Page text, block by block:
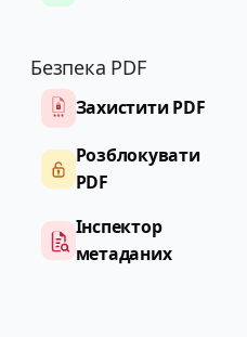
Безпека PDF
Захистити PDF
Розблокувати
PDF
Інспектор
метаданих